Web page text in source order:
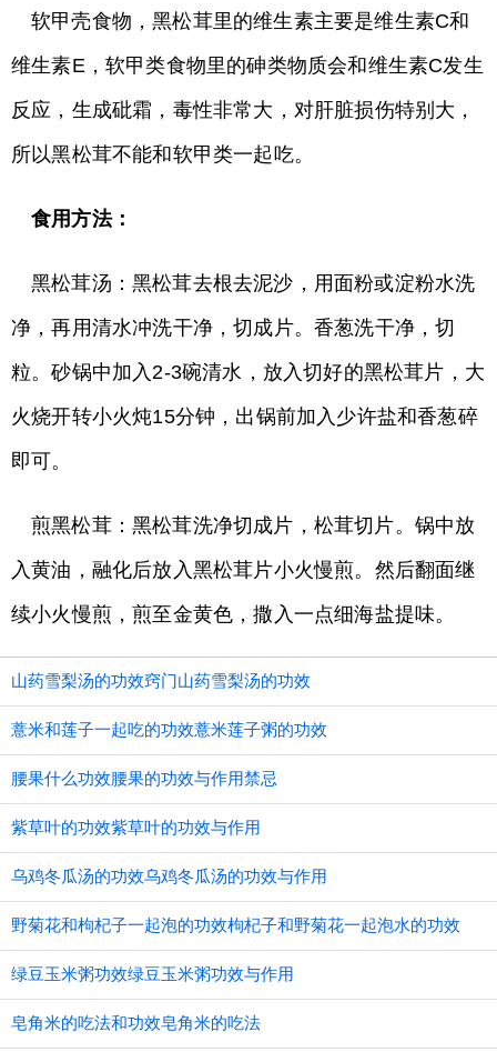
软甲壳食物，黑松茸里的维生素主要是维生素C和
维生素E，软甲类食物里的砷类物质会和维生素C发生
反应，生成砒霜，毒性非常大，对肝脏损伤特别大，
所以黑松茸不能和软甲类一起吃。
食用方法：
黑松茸汤：黑松茸去根去泥沙，用面粉或淀粉水洗
净，再用清水冲洗干净，切成片。香葱洗干净，切
粒。砂锅中加入2-3碗清水，放入切好的黑松茸片，大
火烧开转小火炖15分钟，出锅前加入少许盐和香葱碎
即可。
煎黑松茸：黑松茸洗净切成片，松茸切片。锅中放
入黄油，融化后放入黑松茸片小火慢煎。然后翻面继
续小火慢煎，煎至金黄色，撒入一点细海盐提味。
山药雪梨汤的功效窍门山药雪梨汤的功效
薏米和莲子一起吃的功效薏米莲子粥的功效
腰果什么功效腰果的功效与作用禁忌
紫草叶的功效紫草叶的功效与作用
乌鸡冬瓜汤的功效乌鸡冬瓜汤的功效与作用
野菊花和枸杞子一起泡的功效枸杞子和野菊花一起泡水的功效
绿豆玉米粥功效绿豆玉米粥功效与作用
皂角米的吃法和功效皂角米的吃法